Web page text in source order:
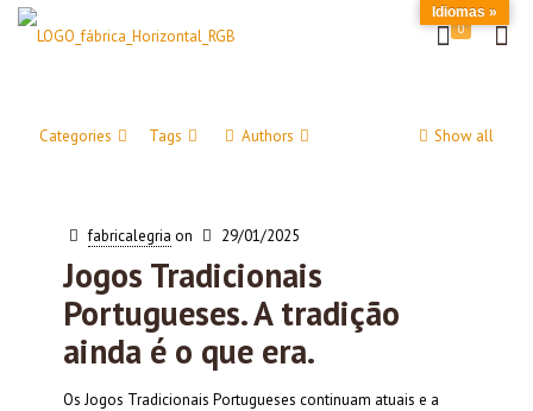
0
Categories Tags Authors Show all
fabricalegria on 29/01/2025
Jogos Tradicionais
Portugueses. A tradição
ainda é o que era.
Os Jogos Tradicionais Portugueses continuam atuais e a
Idiomas »